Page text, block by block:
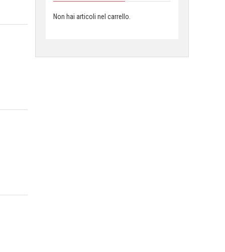
Non hai articoli nel carrello.